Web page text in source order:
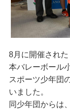
8月に開催され
本バレーボール
スポーツ少年団
いました。
同少年団からは